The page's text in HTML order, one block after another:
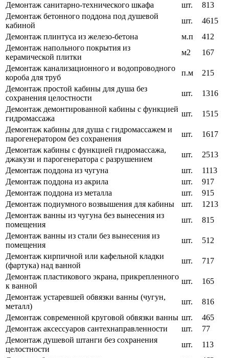
Демонтаж санитарно-технического шкафа
шт.
813
Демонтаж бетонного поддона под душевой
кабиной
шт.
4615
Демонтаж плинтуса из железо-бетона
м.п
412
Демонтаж напольного покрытия из
керамической плитки
м2
167
Демонтаж канализационного и водопроводного
короба для труб
п.м
215
Демонтаж простой кабины для душа без
сохранения целостности
шт.
1316
Демонтаж демонтированной кабины с функцией
гидромассажа
шт.
1515
Демонтаж кабины для душа с гидромассажем и
парогенератором без сохранения
шт.
1617
Демонтаж кабины с функцией гидромассажа,
джакузи и парогенератора с разрушением
шт.
2513
Демонтаж поддона из чугуна
шт.
1113
Демонтаж поддона из акрила
шт.
917
Демонтаж поддона из металла
шт.
915
Демонтаж подиумного возвышения для кабины
шт.
1213
Демонтаж ванны из чугуна без вынесения из
помещения
шт.
815
Демонтаж ванны из стали без вынесения из
помещения
шт.
512
Демонтаж кирпичной или кафельной кладки
(фартука) над ванной
шт.
717
Демонтаж пластикового экрана, прикрепленного
к ванной
шт.
165
Демонтаж устаревшей обвязки ванны (чугун,
металл)
шт.
816
Демонтаж современной круговой обвязки ванны шт.
465
Демонтаж аксессуаров сантехнаправленности
шт.
77
Демонтаж душевой штанги без сохранения
целостности
шт.
113